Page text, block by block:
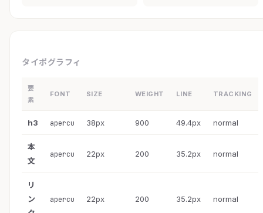
タイポグラフィ
要
素
FONT SIZE WEIGHT LINE TRACKING
h3 apercu 38px 900 49.4px normal
本
文
apercu 22px 200 35.2px normal
リ
ン
apercu 22px 200 35.2px normal